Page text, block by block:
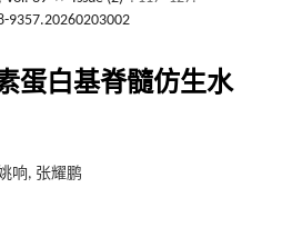
9357.20260203002
蛋白基脊髓仿生水
响, 张耀鹏